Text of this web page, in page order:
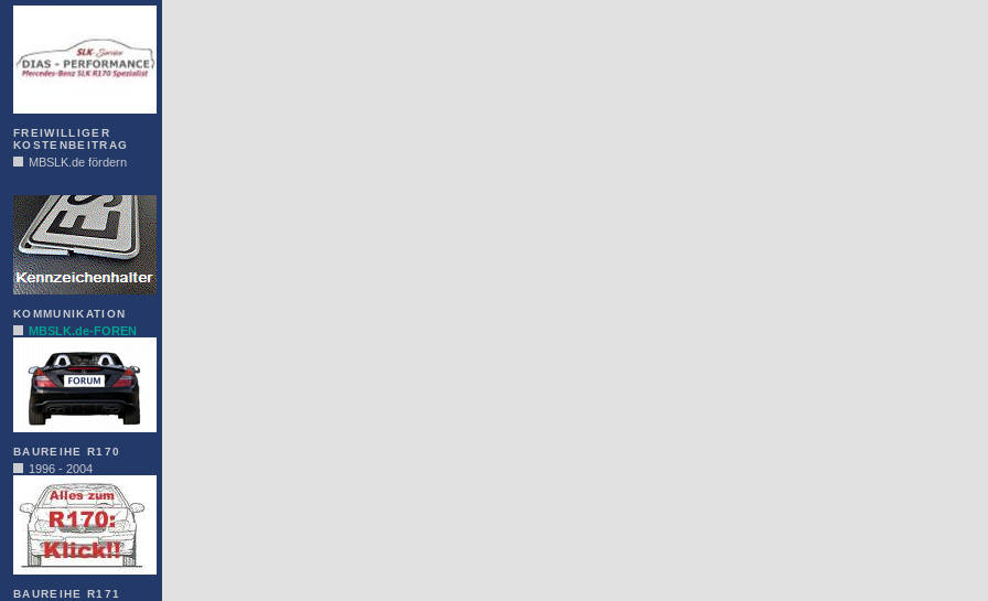
FREIWILLIGER
KOSTENBEITRAG
MBSLK.de fördern
KOMMUNIKATION
MBSLK.de-FOREN
BAUREIHE R170
1996 - 2004
BAUREIHE R171